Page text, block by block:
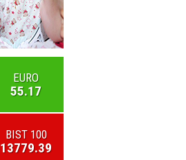
EURO
55.17
BIST 100
13779.39